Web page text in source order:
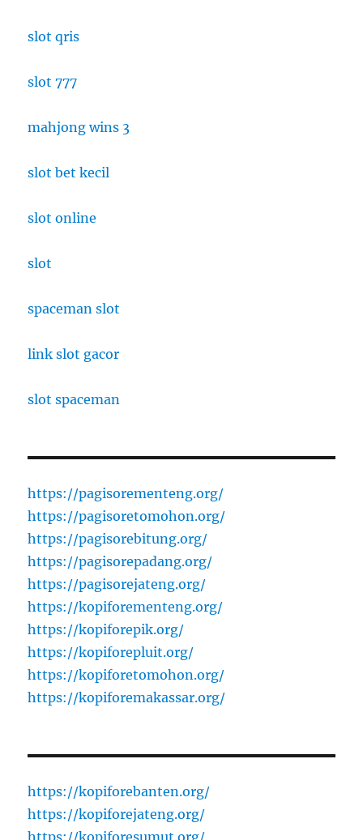
slot qris
slot 777
mahjong wins 3
slot bet kecil
slot online
slot
spaceman slot
link slot gacor
slot spaceman
https://pagisorementeng.org/
https://pagisoretomohon.org/
https://pagisorebitung.org/
https://pagisorepadang.org/
https://pagisorejateng.org/
https://kopiforementeng.org/
https://kopiforepik.org/
https://kopiforepluit.org/
https://kopiforetomohon.org/
https://kopiforemakassar.org/
https://kopiforebanten.org/
https://kopiforejateng.org/
https://kopiforesumut.org/